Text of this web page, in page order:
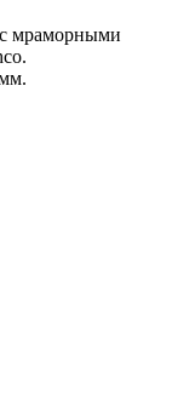
мраморными